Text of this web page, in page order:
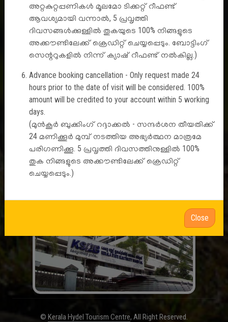
അറ്റകുറ്റപ്പണികൾ മൂലമോ ടിക്കറ്റ് റീഫണ്ട്
ആവശ്യമായി വന്നാൽ, 5 പ്രവൃത്തി
ദിവസങ്ങൾക്കുള്ളിൽ തുകയുടെ 100% നിങ്ങളുടെ
അക്കൗണ്ടിലേക്ക് ക്രെഡിറ്റ് ചെയ്യപ്പെടും. ബോട്ടിംഗ്
സെന്ററുകളിൽ നിന്ന് ക്യാഷ് റീഫണ്ട് നൽകില്ല.)
Advance booking cancellation - Only request made 24
hours prior to the date of visit will be considered. 100%
amount will be credited to your account within 5 working
days.
(മുൻകൂർ ബുക്കിംഗ് റദ്ദാക്കൽ - സന്ദർശന തീയതിക്ക്
24 മണിക്കൂർ മുമ്പ് നടത്തിയ അഭ്യർത്ഥന മാത്രമേ
പരിഗണിക്കൂ. 5 പ്രവൃത്തി ദിവസത്തിനുള്ളിൽ 100%
തുക നിങ്ങളുടെ അക്കൗണ്ടിലേക്ക് ക്രെഡിറ്റ്
ചെയ്യപ്പെടും.)
Close
Disclaimer
Terms & Conditions
Privacy Policy
Cancellation & Refund Policy
Useful Links
Contact Us
A Venture by
© Kerala Hydel Tourism Centre, All Right Reserved.